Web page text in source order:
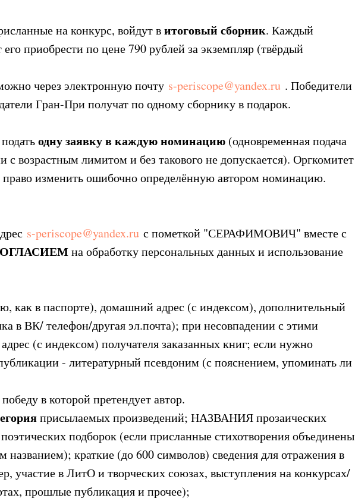
на конкурс, войдут витоговый сборник. Каждый
приобрести по цене 790 рублей за экземпляр (твёрдый
через электронную почту s-periscope@yandex.ru . Победители
Гран-При получат по одному сборнику в подарок.
одну заявку в каждую номинацию (одновременная подача
с возрастным лимитом и без такового не допускается). Оргкомитет
право изменить ошибочно определённую автором номинацию.
s-periscope@yandex.ru с пометкой "СЕРАФИМОВИЧ" вместе с
на обработку персональных данных и использование
как в паспорте), домашний адрес (с индексом), дополнительный
в ВК/ телефон/другая эл.почта); при несовпадении с этими
(с индексом) получателя заказанных книг; если нужно
- литературный псевдоним (с пояснением, упоминать ли
в которой претендует автор.
присылаемых произведений; НАЗВАНИЯ прозаических
подборок (если присланные стихотворения объединены
названием); краткие (до 600 символов) сведения для отражения в
участие в ЛитО и творческих союзах, выступления на конкурсах/
прошлые публикация и прочее);